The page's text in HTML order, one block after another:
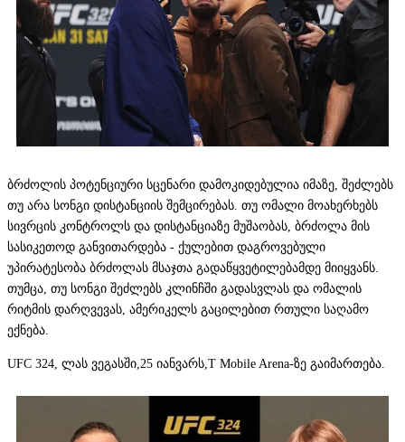
ბრძოლის პოტენციური სცენარი დამოკიდებულია იმაზე, შეძლებს
თუ არა სონგი დისტანციის შემცირებას. თუ ომალი მოახერხებს
სივრცის კონტროლს და დისტანციაზე მუშაობას, ბრძოლა მის
სასიკეთოდ განვითარდება - ქულებით დაგროვებული
უპირატესობა ბრძოლას მსაჯთა გადაწყვეტილებამდე მიიყვანს.
თუმცა, თუ სონგი შეძლებს კლინჩში გადასვლას და ომალის
რიტმის დარღვევას, ამერიკელს გაცილებით რთული საღამო
ექნება.
UFC 324, ლას ვეგასში,25 იანვარს,T Mobile Arena-ზე გაიმართება.